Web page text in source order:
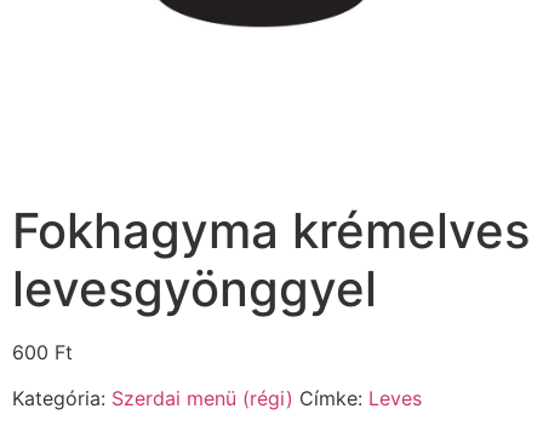
Fokhagyma krémelves
levesgyönggyel
600 Ft
Kategória: Szerdai menü (régi) Címke: Leves